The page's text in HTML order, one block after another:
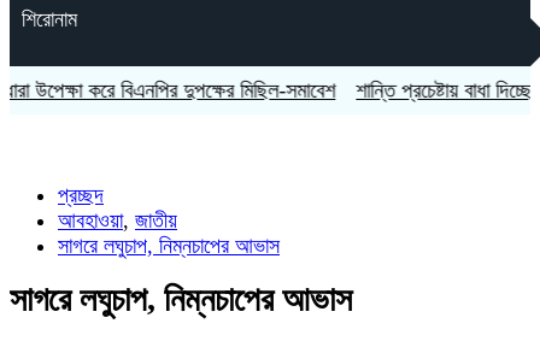
শিরোনাম
করে বিএনপির দুপক্ষের মিছিল-সমাবেশ শান্তি প্রচেষ্টায় বাধা দিচ্ছে
প্রচ্ছদ
আবহাওয়া, জাতীয়
সাগরে লঘুচাপ, নিম্নচাপের আভাস
সাগরে লঘুচাপ, নিম্নচাপের আভাস